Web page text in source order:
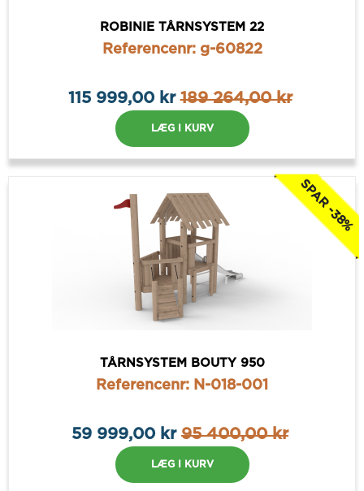
ROBINIE TÅRNSYSTEM 22
Referencenr: g-60822
115 999,00 kr189 264,00 kr
LÆG I KURV
SPAR -38%
TÅRNSYSTEM BOUTY 950
Referencenr: N-018-001
59 999,00 kr 95 400,00 kr
LÆG I KURV